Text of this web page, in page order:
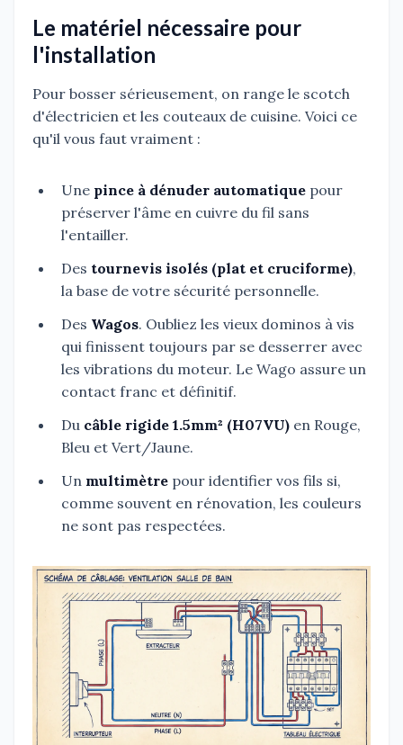
Le matériel nécessaire pour
l'installation
Pour bosser sérieusement, on range le scotch
d'électricien et les couteaux de cuisine. Voici ce
qu'il vous faut vraiment :
Une pince à dénuder automatique pour
préserver l'âme en cuivre du fil sans
l'entailler.
Des tournevis isolés (plat et cruciforme),
la base de votre sécurité personnelle.
Des Wagos. Oubliez les vieux dominos à vis
qui finissent toujours par se desserrer avec
les vibrations du moteur. Le Wago assure un
contact franc et définitif.
Du câble rigide 1.5mm² (H07VU) en Rouge,
Bleu et Vert/Jaune.
Un multimètre pour identifier vos fils si,
comme souvent en rénovation, les couleurs
ne sont pas respectées.